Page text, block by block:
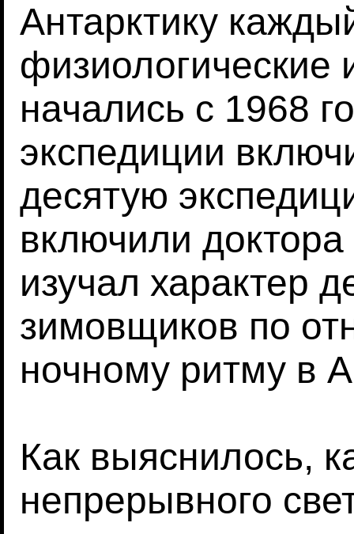
Антарктику
физиологические
начались с 1968
экспедиции
десятую
включили
изучал характер
зимовщиков по
ночному ритму в
Как выяснилось,
непрерывного